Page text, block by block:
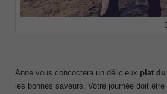
Anne vous concoctera un délicieux plat
les bonnes saveurs. Votre journée doit